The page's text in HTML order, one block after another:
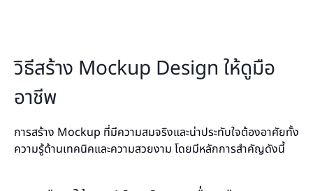
วิธีสร้าง Mockup Design ให้ดูมือ
อาชีพ
การสร้าง Mockup ที่มีความสมจริงและน่าประทับใจต้องอาศัยทั้ง
ความรู้ด้านเทคนิคและความสวยงาม โดยมีหลักการสำคัญดังนี้